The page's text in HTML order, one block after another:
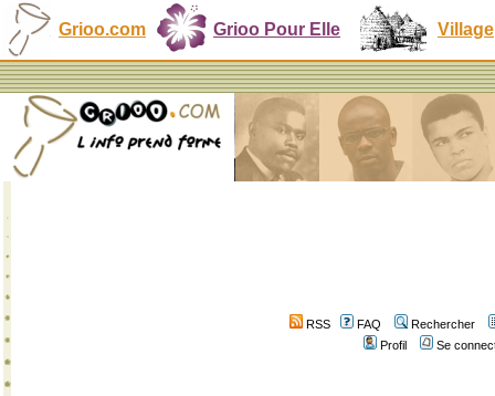
Grioo.com Grioo Pour Elle Village
RSS FAQ
Rechercher
Profil
Se